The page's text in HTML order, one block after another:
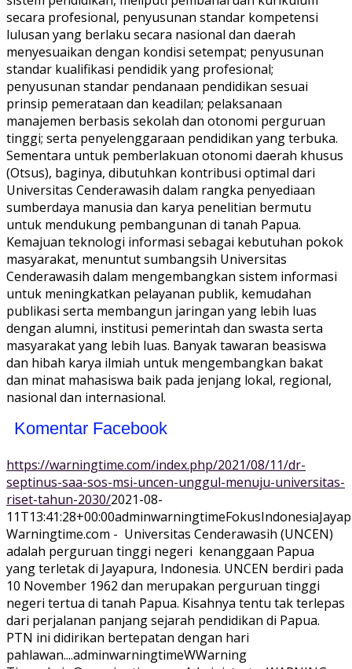
secara profesional, penyusunan standar kompetensi
lulusan yang berlaku secara nasional dan daerah
menyesuaikan dengan kondisi setempat; penyusunan
standar kualifikasi pendidik yang profesional;
penyusunan standar pendanaan pendidikan sesuai
prinsip pemerataan dan keadilan; pelaksanaan
manajemen berbasis sekolah dan otonomi perguruan
tinggi; serta penyelenggaraan pendidikan yang terbuka.
Sementara untuk pemberlakuan otonomi daerah khusus
(Otsus), baginya, dibutuhkan kontribusi optimal dari
Universitas Cenderawasih dalam rangka penyediaan
sumberdaya manusia dan karya penelitian bermutu
untuk mendukung pembangunan di tanah Papua.
Kemajuan teknologi informasi sebagai kebutuhan pokok
masyarakat, menuntut sumbangsih Universitas
Cenderawasih dalam mengembangkan sistem informasi
untuk meningkatkan pelayanan publik, kemudahan
publikasi serta membangun jaringan yang lebih luas
dengan alumni, institusi pemerintah dan swasta serta
masyarakat yang lebih luas. Banyak tawaran beasiswa
dan hibah karya ilmiah untuk mengembangkan bakat
dan minat mahasiswa baik pada jenjang lokal, regional,
nasional dan internasional.
Komentar Facebook
https://warningtime.com/index.php/2021/08/11/dr-
septinus-saa-sos-msi-uncen-unggul-menuju-universitas-
riset-tahun-2030/2021-08-
11T13:41:28+00:00adminwarningtimeFokusIndonesia
Warningtime.com - Universitas Cenderawasih (UNCEN)
adalah perguruan tinggi negeri kenanggaan Papua
yang terletak di Jayapura, Indonesia. UNCEN berdiri pada
10 November 1962 dan merupakan perguruan tinggi
negeri tertua di tanah Papua. Kisahnya tentu tak terlepas
dari perjalanan panjang sejarah pendidikan di Papua.
PTN ini didirikan bertepatan dengan hari
pahlawan....adminwarningtimeWWarning